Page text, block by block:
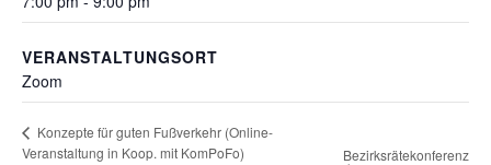
VERANSTALTUNGSORT
Zoom
Konzepte für guten Fußverkehr (Online-
Veranstaltung in Koop. mit KomPoFo)
Bezirksrätekonferenz